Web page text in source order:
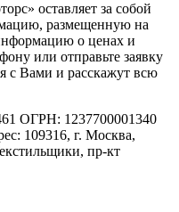
оставляет за собой
размещенную на
о ценах и
или отправьте заявку
с Вами и расскажут всю
ОГРН: 1237700001340
109316, г. Москва,
пр-кт